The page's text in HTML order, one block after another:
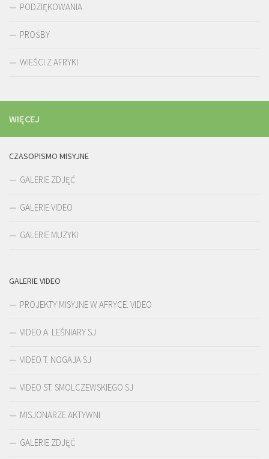
PODZIĘKOWANIA
PROŚBY
WIEŚCI Z AFRYKI
WIĘCEJ
CZASOPISMO MISYJNE
GALERIE ZDJĘĆ
GALERIE VIDEO
GALERIE MUZYKI
GALERIE VIDEO
PROJEKTY MISYJNE W AFRYCE. VIDEO
VIDEO A. LEŚNIARY SJ
VIDEO T. NOGAJA SJ
VIDEO ST. SMOLCZEWSKIEGO SJ
MISJONARZE AKTYWNI
GALERIE ZDJĘĆ